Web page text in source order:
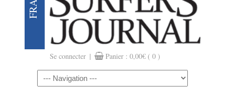
Se connecter | Panier : 0,00€ ( 0 )
Navigation